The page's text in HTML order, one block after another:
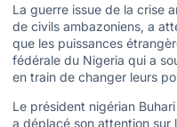
La guerre issue de la crise
de civils ambazoniens, a
que les puissances
fédérale du Nigeria qui a
en train de changer leurs
Le président nigérian
a déplacé son attention sur